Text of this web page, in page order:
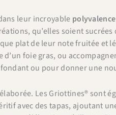
leur incroyable
qu’elles soient
plat de leur note fruitée et
foie gras, ou
ou pour donner une
Les Griottines® sont
avec des tapas, ajoutant